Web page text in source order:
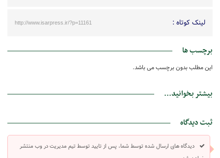
لینک کوتاه : http://www.isarpress.ir/?p=11161
برچسب ها
این مطلب بدون برچسب می باشد.
بیشتر بخوانید...
ثبت دیدگاه
دیدگاه های ارسال شده توسط شما، پس از تایید توسط تیم مدیریت در وب منتشر